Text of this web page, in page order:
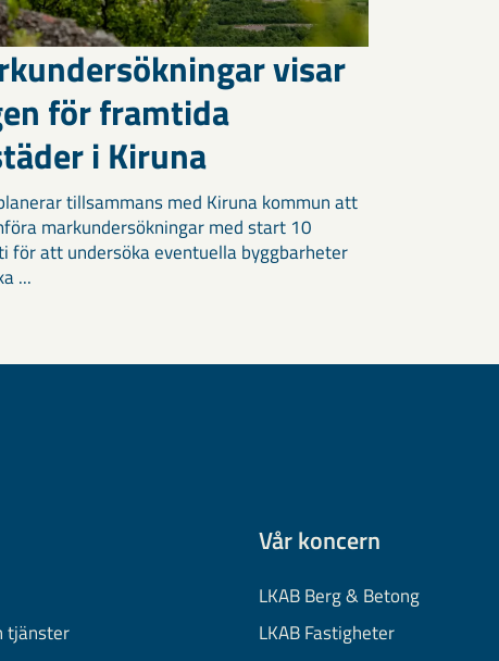
visar
för framtida
i Kiruna
tillsammans med Kiruna kommun att
markundersökningar med start 10
för att undersöka eventuella byggbarheter
...
tjänster
Vår koncern
LKAB Berg & Betong
LKAB Fastigheter